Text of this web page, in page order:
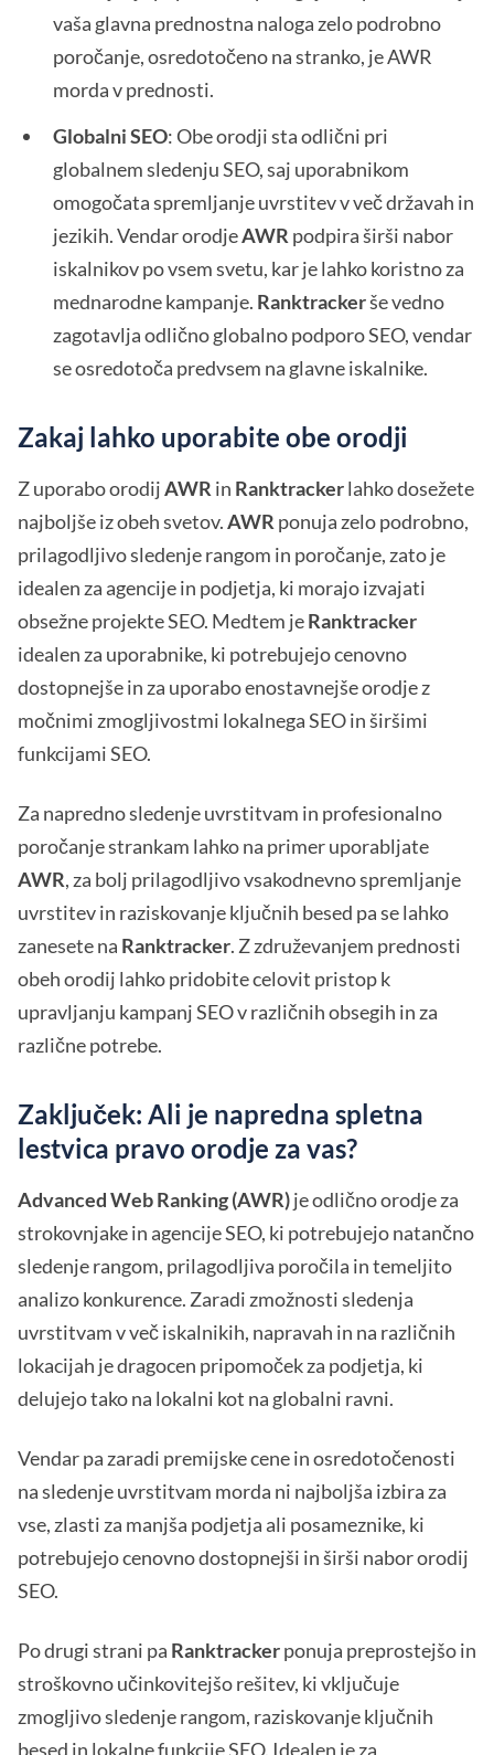
vaša glavna prednostna naloga zelo podrobno
poročanje, osredotočeno na stranko, je AWR
morda v prednosti.
Globalni SEO: Obe orodji sta odlični pri
globalnem sledenju SEO, saj uporabnikom
omogočata spremljanje uvrstitev v več državah in
jezikih. Vendar orodjeAWR podpira širši nabor
iskalnikov po vsem svetu, kar je lahko koristno za
mednarodne kampanje. Ranktrackerše vedno
zagotavlja odlično globalno podporo SEO, vendar
se osredotoča predvsem na glavne iskalnike.
Zakaj lahko uporabite obe orodji
Z uporabo orodijAWR in Ranktrackerlahko dosežete
najboljše iz obeh svetov.AWR ponuja zelo podrobno,
prilagodljivo sledenje rangom in poročanje, zato je
idealen za agencije in podjetja, ki morajo izvajati
obsežne projekte SEO. Medtem jeRanktracker
idealen za uporabnike, ki potrebujejo cenovno
dostopnejše in za uporabo enostavnejše orodje z
močnimi zmogljivostmi lokalnega SEO in širšimi
funkcijami SEO.
Za napredno sledenje uvrstitvam in profesionalno
poročanje strankam lahko na primer uporabljate
AWR, za bolj prilagodljivo vsakodnevno spremljanje
uvrstitev in raziskovanje ključnih besed pa se lahko
zanesete na Ranktracker. Z združevanjem prednosti
obeh orodij lahko pridobite celovit pristop k
upravljanju kampanj SEO v različnih obsegih in za
različne potrebe.
Zaključek: Ali je napredna spletna
lestvica pravo orodje za vas?
Advanced Web Ranking (AWR)je odlično orodje za
strokovnjake in agencije SEO, ki potrebujejo natančno
sledenje rangom, prilagodljiva poročila in temeljito
analizo konkurence. Zaradi zmožnosti sledenja
uvrstitvam v več iskalnikih, napravah in na različnih
lokacijah je dragocen pripomoček za podjetja, ki
delujejo tako na lokalni kot na globalni ravni.
Vendar pa zaradi premijske cene in osredotočenosti
na sledenje uvrstitvam morda ni najboljša izbira za
vse, zlasti za manjša podjetja ali posameznike, ki
potrebujejo cenovno dostopnejši in širši nabor orodij
SEO.
Po drugi strani pa Ranktrackerponuja preprostejšo in
stroškovno učinkovitejšo rešitev, ki vključuje
zmogljivo sledenje rangom, raziskovanje ključnih
besed in lokalne funkcije SEO. Idealen je za